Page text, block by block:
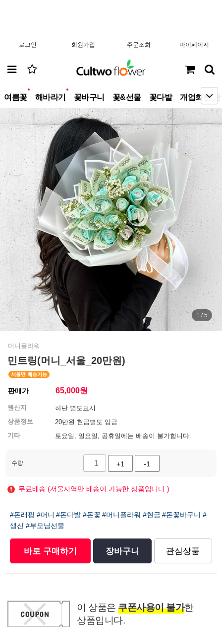
로그인 회원가입 주문조회 마이페이지
여름꽃 해바라기 꽃바구니 꽃&선물 꽃다발 개업화분/
1 / 5
머니플라워
민트링(머니_서울_20만원)
판매가 65,000원
원산지
하단 별도표시
상품정보
20만원 현금별도 입금
기타
토요일, 일요일, 공휴일에는 배송이 불가합니다.
수량 +1 -1
무료배송 (서울지역만 배송이 가능한 상품입니다.)
#돈래핑 #머니 #돈다발 #돈꽃 #머니플라워 #현금 #돈꽃바구니 #
생신 #부모님선물
바로 구매하기 장바구니 관심상품
이 상품은 쿠폰사용이 불가한
상품입니다.